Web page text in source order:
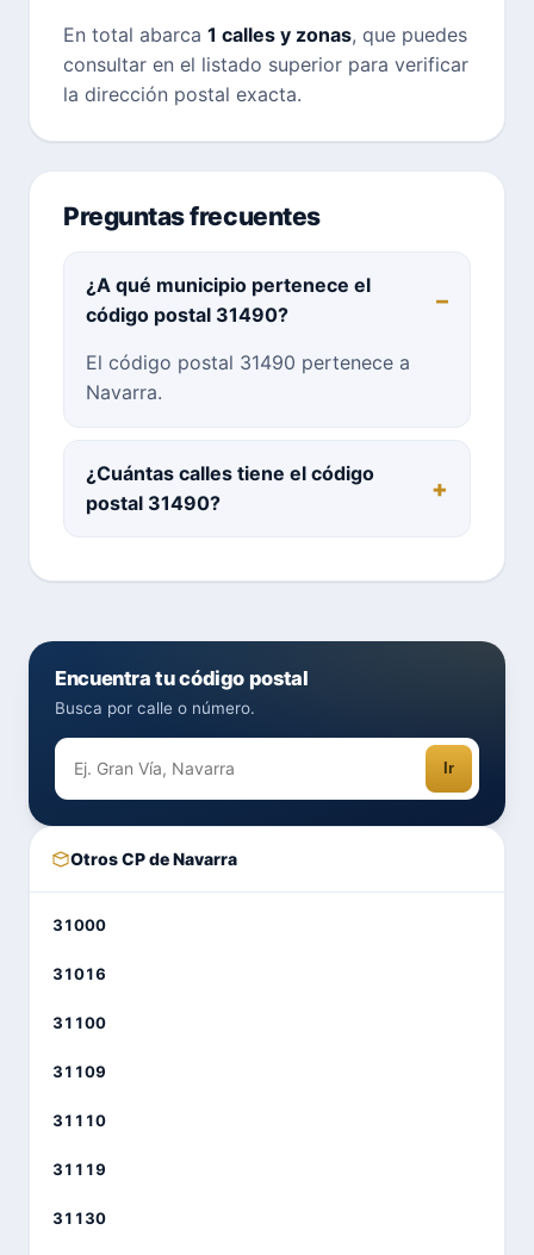
En total abarca 1 calles y zonas, que puedes
consultar en el listado superior para verificar
la dirección postal exacta.
Preguntas frecuentes
¿A qué municipio pertenece el
código postal 31490?
El código postal 31490 pertenece a
Navarra.
¿Cuántas calles tiene el código
postal 31490?
Encuentra tu código postal
Busca por calle o número.
Ir
Otros CP de Navarra
31000
31016
31100
31109
31110
31119
31130